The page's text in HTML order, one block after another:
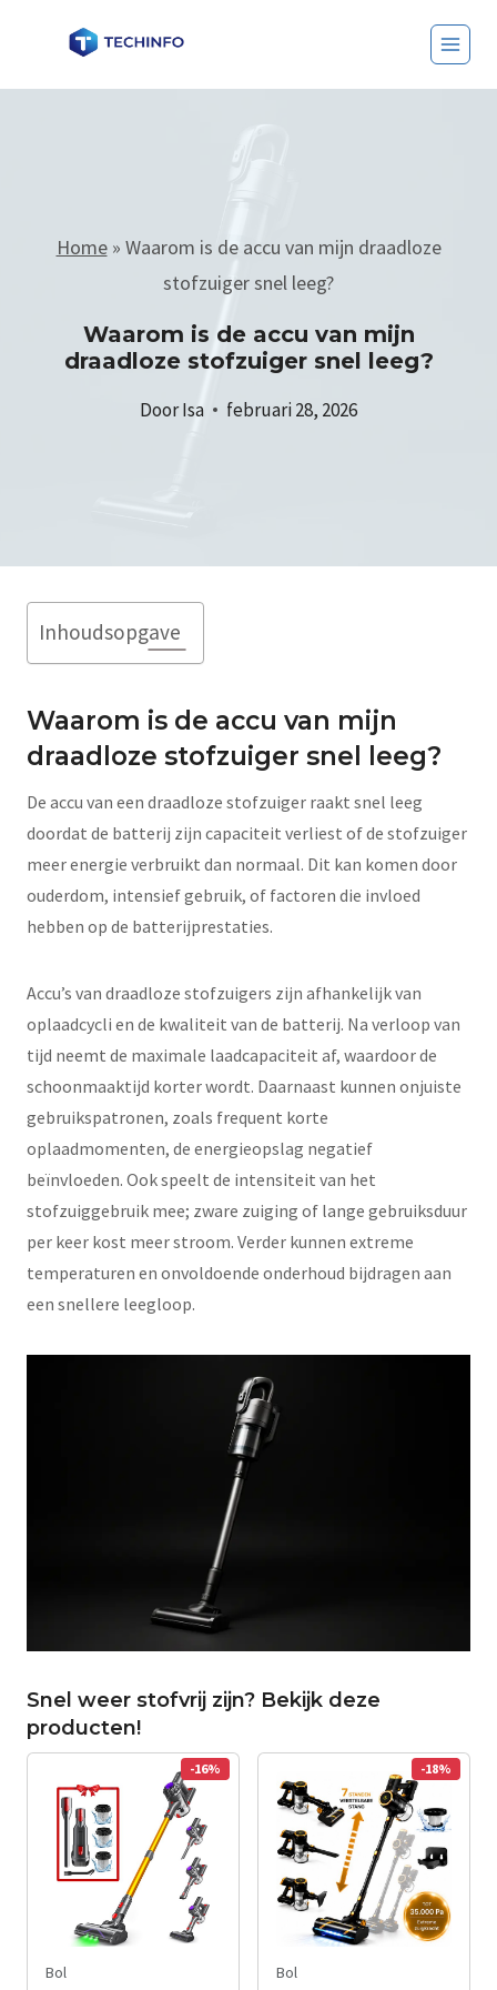
Home» Waarom is de accu van mijn draadloze
stofzuiger snel leeg?
Waarom is de accu van mijn
draadloze stofzuiger snel leeg?
DoorIsa februari 28, 2026
Inhoudsopgave
Waarom is de accu van mijn
draadloze stofzuiger snel leeg?
De accu van een draadloze stofzuiger raakt snel leeg
doordat de batterij zijn capaciteit verliest of de stofzuiger
meer energie verbruikt dan normaal. Dit kan komen door
ouderdom, intensief gebruik, of factoren die invloed
hebben op de batterijprestaties.
Accu’s van draadloze stofzuigers zijn afhankelijk van
oplaadcycli en de kwaliteit van de batterij. Na verloop van
tijd neemt de maximale laadcapaciteit af, waardoor de
schoonmaaktijd korter wordt. Daarnaast kunnen onjuiste
gebruikspatronen, zoals frequent korte
oplaadmomenten, de energieopslag negatief
beïnvloeden. Ook speelt de intensiteit van het
stofzuiggebruik mee; zware zuiging of lange gebruiksduur
per keer kost meer stroom. Verder kunnen extreme
temperaturen en onvoldoende onderhoud bijdragen aan
een snellere leegloop.
Snel weer stofvrij zijn? Bekijk deze
producten!
-16%
Bol
-18%
Bol